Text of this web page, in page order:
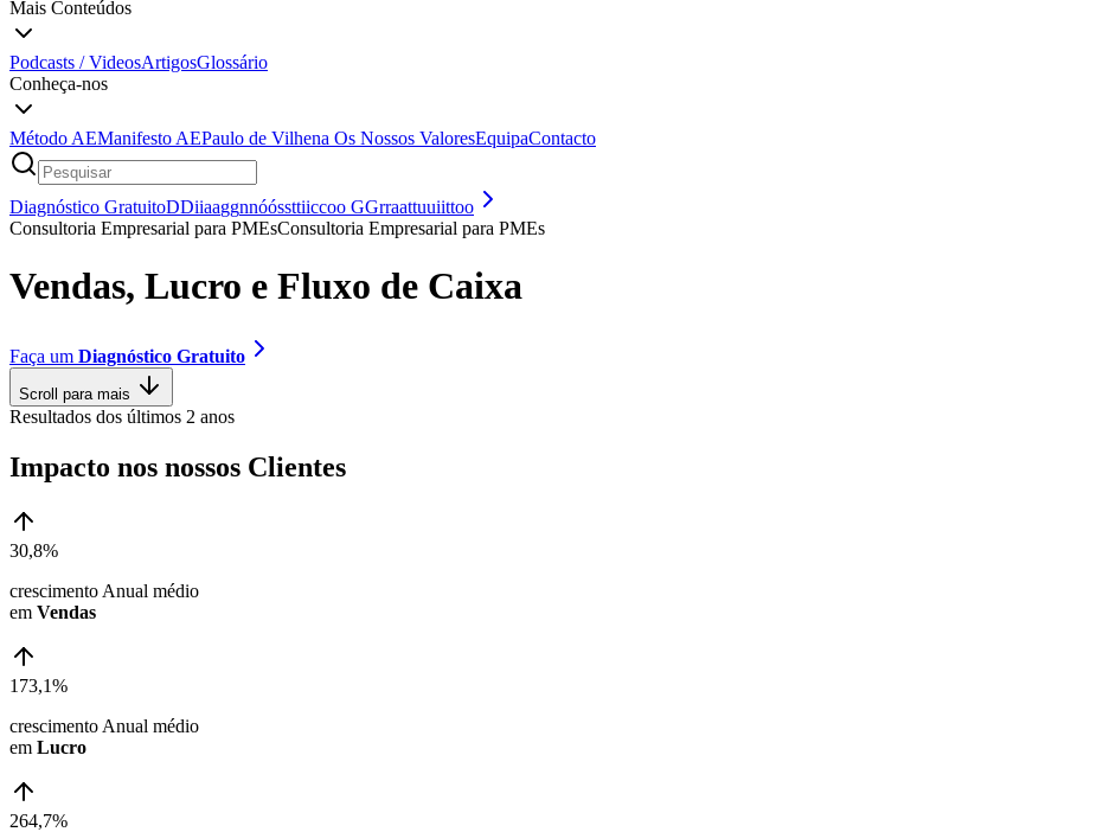
Mais Conteúdos
Podcasts / VideosArtigosGlossário
Conheça-nos
Método AEManifesto AEPaulo de Vilhena Os Nossos ValoresEquipaContacto
Diagnóstico GratuitoDDiiaaggnnóóssttiiccoo GGrraattuuiittoo
Consultoria Empresarial para PMEsConsultoria Empresarial para PMEs
Vendas, Lucro e Fluxo de Caixa
Faça um Diagnóstico Gratuito
Scroll para mais
Resultados dos últimos 2 anos
Impacto nos nossos Clientes
30,8%
crescimento Anual médio
em Vendas
173,1%
crescimento Anual médio
em Lucro
264,7%